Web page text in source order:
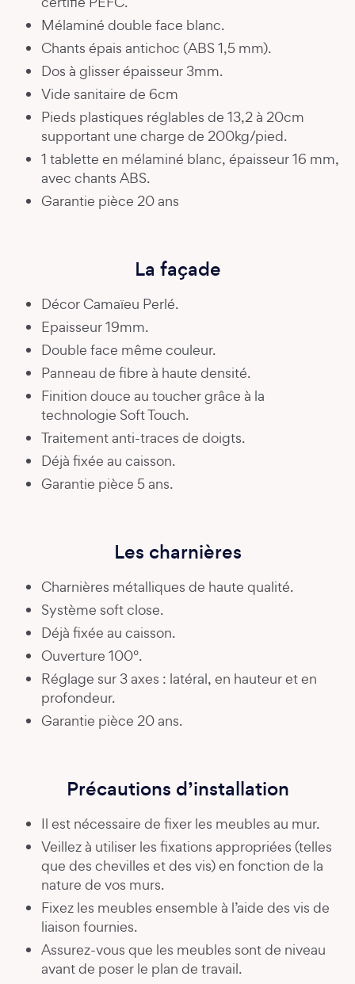
Mélaminé double face blanc.
Chants épais antichoc (ABS 1,5 mm).
Dos à glisser épaisseur 3mm.
Vide sanitaire de 6cm
Pieds plastiques réglables de 13,2 à 20cm
supportant une charge de 200kg/pied.
1 tablette en mélaminé blanc, épaisseur 16 mm,
avec chants ABS.
Garantie pièce 20 ans
La façade
Décor Camaïeu Perlé.
Epaisseur 19mm.
Double face même couleur.
Panneau de fibre à haute densité.
Finition douce au toucher grâce à la
technologie Soft Touch.
Traitement anti-traces de doigts.
Déjà fixée au caisson.
Garantie pièce 5 ans.
Les charnières
Charnières métalliques de haute qualité.
Système soft close.
Déjà fixée au caisson.
Ouverture 100°.
Réglage sur 3 axes : latéral, en hauteur et en
profondeur.
Garantie pièce 20 ans.
Précautions d’installation
Il est nécessaire de fixer les meubles au mur.
Veillez à utiliser les fixations appropriées (telles
que des chevilles et des vis) en fonction de la
nature de vos murs.
Fixez les meubles ensemble à l’aide des vis de
liaison fournies.
Assurez-vous que les meubles sont de niveau
avant de poser le plan de travail.